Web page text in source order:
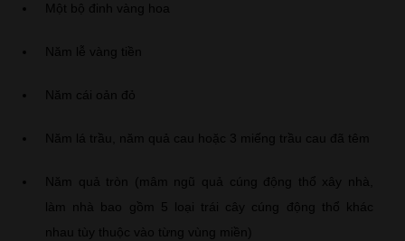
Một bộ đinh vàng hoa
Năm lễ vàng tiền
Năm cái oản đỏ
Năm lá trầu, năm quả cau hoặc 3 miếng trầu cau đã têm
Năm quả tròn (mâm ngũ quả cúng động thổ xây nhà,
làm nhà bao gồm 5 loại trái cây cúng động thổ khác
nhau tùy thuộc vào từng vùng miền)